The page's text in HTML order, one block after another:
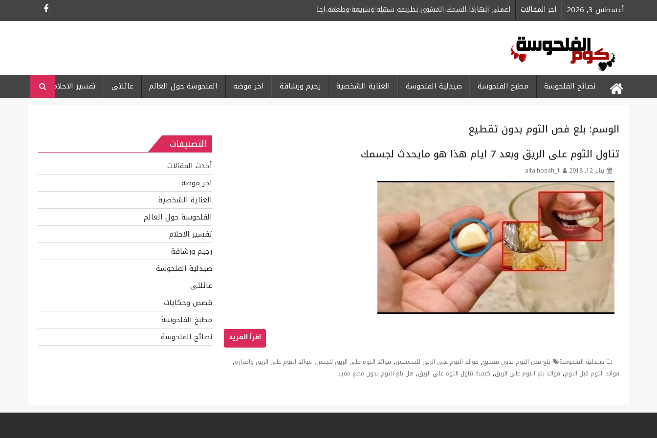
أغسطس 3, 2026 أخر المقالات اعملى انهاردا السمك المشوي بطريقه سهله وسريعه وطعمه احلى من كبار المحلات
نصائح الفلحوسة مطبخ الفلحوسة صيدلية الفلحوسة العناية الشخصية رجيم ورشاقة اخر موضه الفلحوسة حول العالم عائلتى تفسير الاحلام
الوسم: بلع فص الثوم بدون تقطيع
تناول الثوم على الريق وبعد 7 ايام هذا هو مايحدث لجسمك
يناير 12, 2018 alfalhosah_1
صيدلية الفلحوسة بلع فص الثوم بدون تقطيع, فوائد الثوم على الريق للتخسيس, فوائد الثوم على الريق للجنس, فوائد الثوم على الريق واضراره,
فوائد الثوم قبل النوم, فوائد بلع الثوم على الريق, كيفية تناول الثوم على الريق, هل بلع الثوم بدون مضغ مفيد
التصنيفات
أحدث المقالات
اخر موضه
العناية الشخصية
الفلحوسة حول العالم
تفسير الاحلام
رجيم ورشاقة
صيدلية الفلحوسة
عائلتى
قصص وحكايات
مطبخ الفلحوسة
نصائح الفلحوسة